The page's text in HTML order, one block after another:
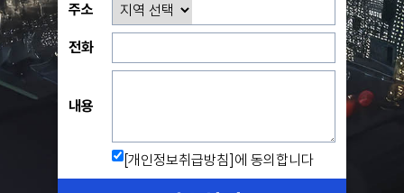
주소
전화
내용
[개인정보취급방침] 에 동의합니다